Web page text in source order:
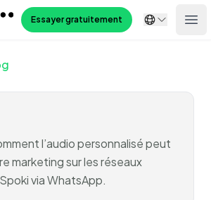
Essayer gratuitement
l’audio personnalisé peut
marketing sur les réseaux
via WhatsApp.